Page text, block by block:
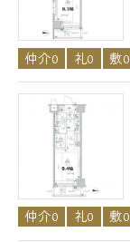
仲介0 礼0 敷0
仲介0 礼0 敷0